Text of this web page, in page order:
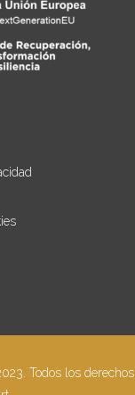
Todos los